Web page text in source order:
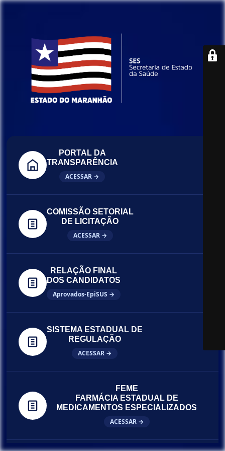
PORTAL DA
TRANSPARÊNCIA
ACESSAR →
COMISSÃO SETORIAL
DE LICITAÇÃO
ACESSAR →
RELAÇÃO FINAL
DOS CANDIDATOS
Aprovados-EpiSUS →
SISTEMA ESTADUAL DE
REGULAÇÃO
ACESSAR →
FEME
FARMÁCIA ESTADUAL DE
MEDICAMENTOS ESPECIALIZADOS
ACESSAR →